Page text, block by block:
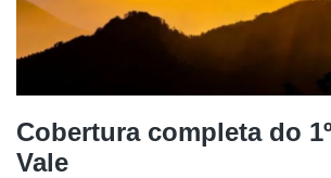
Cobertura completa do
Vale